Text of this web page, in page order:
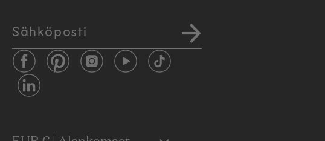
Sähköposti
FacebookPinterestInstagramYouTube
TikTok
LinkedIn